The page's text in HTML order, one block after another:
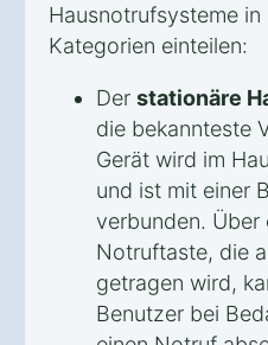
Hausnotrufsysteme in
Kategorien einteilen:
Der stationäre
die bekannteste
Gerät wird im
und ist mit einer
verbunden. Über
Notruftaste, die
getragen wird,
Benutzer bei